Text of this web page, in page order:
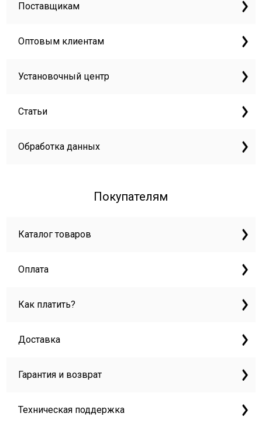
Поставщикам
Оптовым клиентам
Установочный центр
Статьи
Обработка данных
Покупателям
Каталог товаров
Оплата
Как платить?
Доставка
Гарантия и возврат
Техническая поддержка